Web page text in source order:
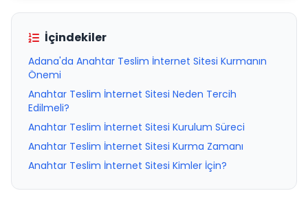
İçindekiler
Adana'da Anahtar Teslim İnternet Sitesi Kurmanın
Önemi
Anahtar Teslim İnternet Sitesi Neden Tercih
Edilmeli?
Anahtar Teslim İnternet Sitesi Kurulum Süreci
Anahtar Teslim İnternet Sitesi Kurma Zamanı
Anahtar Teslim İnternet Sitesi Kimler İçin?